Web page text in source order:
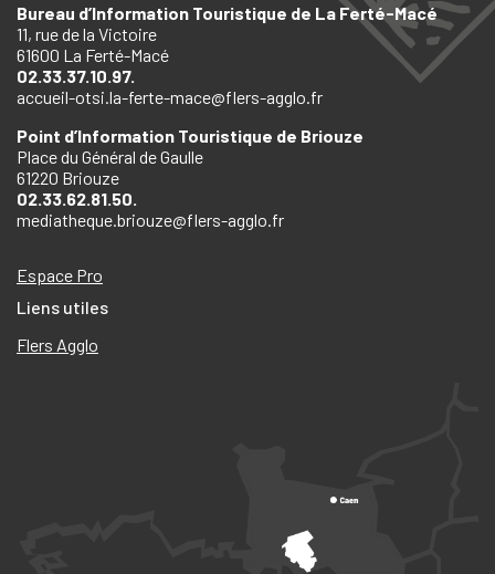
Bureau d’Information Touristique de La Ferté-Macé
11, rue de la Victoire
61600 La Ferté-Macé
02.33.37.10.97.
accueil-otsi.la-ferte-mace@flers-agglo.fr
Point d’Information Touristique de Briouze
Place du Général de Gaulle
61220 Briouze
02.33.62.81.50.
mediatheque.briouze@flers-agglo.fr
Espace Pro
Liens utiles
Flers Agglo